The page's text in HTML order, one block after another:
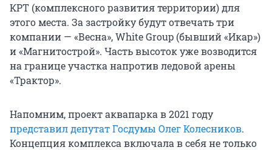
КРТ (комплексного развития территории) для
этого места. За застройку будут отвечать три
компании — «Весна», White Group (бывший «Икар»)
и «Магнитострой». Часть высоток уже возводится
на границе участка напротив ледовой арены
«Трактор».
Напомним, проект аквапарка в 2021 году
представил депутат Госдумы Олег Колесников.
Концепция комплекса включала в себя не только